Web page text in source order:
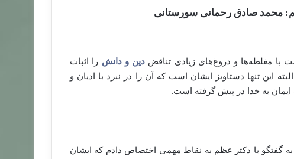
محمد صادق رحمانی سورستانی
با مغلطه‌ها و دروغ‌های زیادی تناقض دین و دانش را اثبات
این تنها دستاویز ایشان است که آن را در نبرد با ادیان و
به خدا در پیش گرفته است.
گفتگو با دکتر عظم به نقاط مهمی اختصاص دادم که ایشان